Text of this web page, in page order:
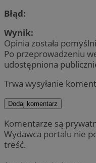
Błąd:
Wynik:
Opinia została
Po przeprowadzeniu
udostępniona
Trwa wysyłanie
Dodaj komentarz
Komentarze są
Wydawca portalu nie
treść.